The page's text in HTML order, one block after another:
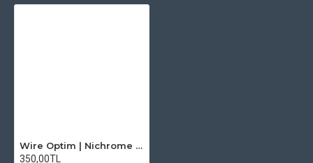
Wire Optim | Nichrome 80 - 32 GA Makara Rezistans Teli - 25 FT - Orijinal
350,00TL